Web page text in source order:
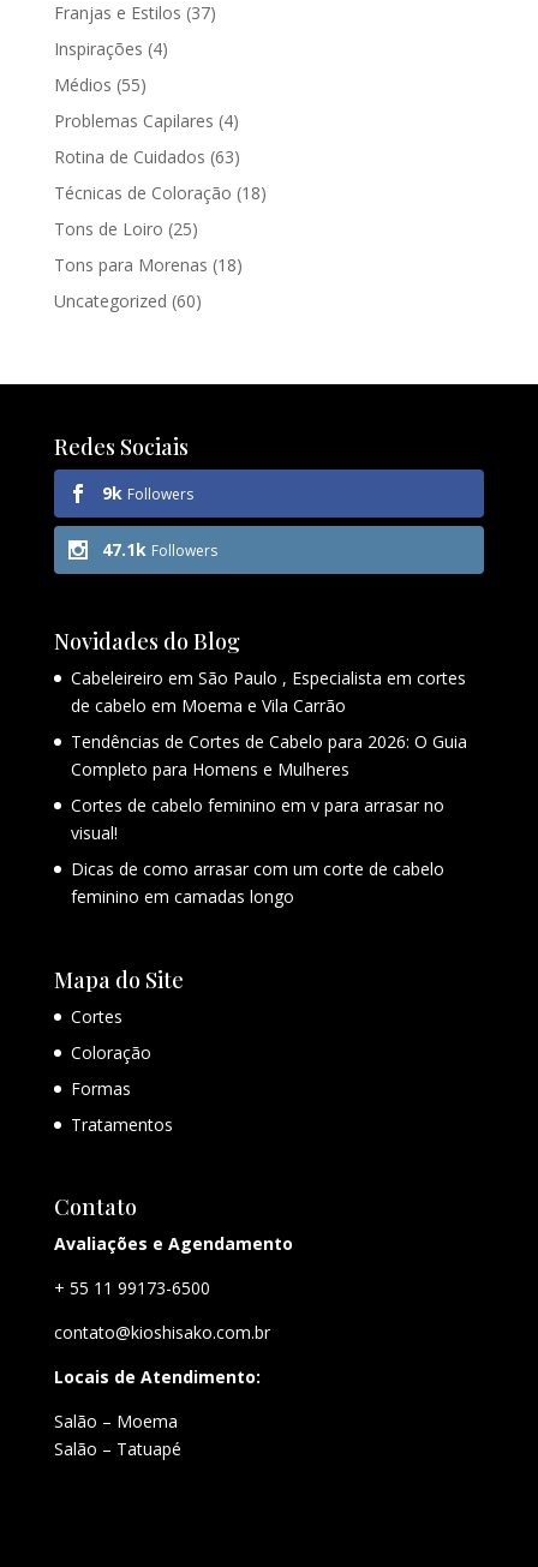
Franjas e Estilos (37)
Inspirações (4)
Médios (55)
Problemas Capilares (4)
Rotina de Cuidados (63)
Técnicas de Coloração (18)
Tons de Loiro (25)
Tons para Morenas (18)
Uncategorized (60)
Redes Sociais
9k Followers
47.1k Followers
Novidades do Blog
Cabeleireiro em São Paulo , Especialista em cortes
de cabelo em Moema e Vila Carrão
Tendências de Cortes de Cabelo para 2026: O Guia
Completo para Homens e Mulheres
Cortes de cabelo feminino em v para arrasar no
visual!
Dicas de como arrasar com um corte de cabelo
feminino em camadas longo
Mapa do Site
Cortes
Coloração
Formas
Tratamentos
Contato
Avaliações e Agendamento
+ 55 11 99173-6500
contato@kioshisako.com.br
Locais de Atendimento:
Salão – Moema
Salão – Tatuapé